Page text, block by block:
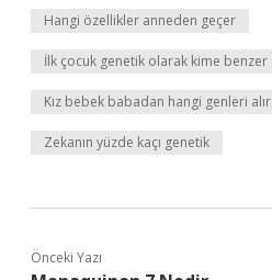
Hangi özellikler anneden geçer
İlk çocuk genetik olarak kime benzer
Kız bebek babadan hangi genleri alır
Zekanın yüzde kaçı genetik
Önceki Yazı